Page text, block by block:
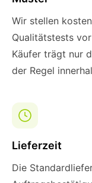
Wir stellen
Qualitätstests
Käufer trägt nur
der Regel
Lieferzeit
Die